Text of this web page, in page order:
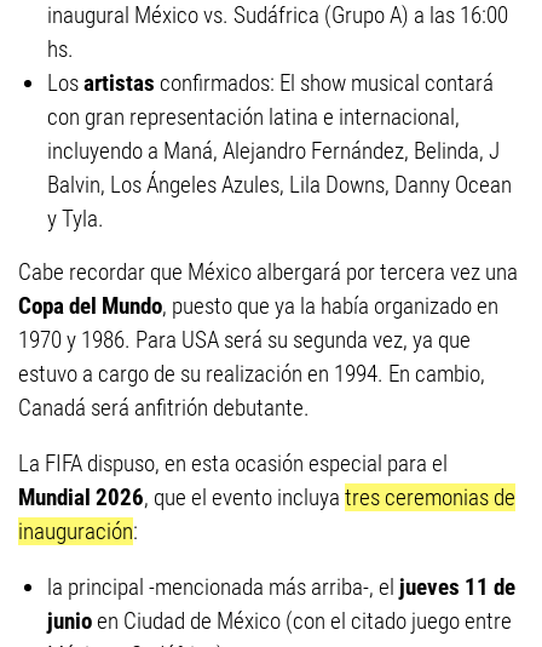
inaugural México vs. Sudáfrica (Grupo A) a las 16:00
hs.
Losartistas confirmados: El show musical contará
con gran representación latina e internacional,
incluyendo a Maná, Alejandro Fernández, Belinda, J
Balvin, Los Ángeles Azules, Lila Downs, Danny Ocean
y Tyla.
Cabe recordar que México albergará por tercera vez una
Copa del Mundo, puesto que ya la había organizado en
1970 y 1986. Para USA será su segunda vez, ya que
estuvo a cargo de su realización en 1994. En cambio,
Canadá será anfitrión debutante.
La FIFA dispuso, en esta ocasión especial para el
Mundial 2026, que el evento incluya tres ceremonias de
inauguración:
la principal -mencionada más arriba-, el jueves 11 de
junioen Ciudad de México (con el citado juego entre